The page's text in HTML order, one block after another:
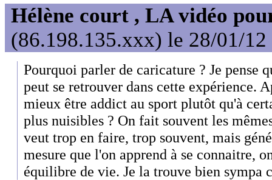
Hélène court , LA vidéo
(86.198.135.xxx) le 28/01/12
Pourquoi parler de caricature ? Je pense
peut se retrouver dans cette expérience.
mieux être addict au sport plutôt qu'à
plus nuisibles ? On fait souvent les
veut trop en faire, trop souvent, mais
mesure que l'on apprend à se connaitre,
équilibre de vie. Je la trouve bien sympa